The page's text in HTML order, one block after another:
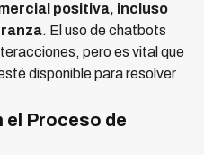
positiva, incluso
. El uso de chatbots
pero es vital que
disponible para resolver
Proceso de